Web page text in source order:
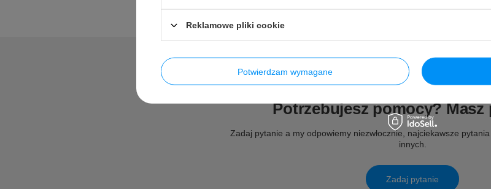
Potrzebujesz pomocy? Masz
Zadaj pytanie a my odpowiemy niezwłocznie, najciekawsze
innych.
Zadaj pytanie
Reklamowe pliki cookie
Potwierdzam wymagane